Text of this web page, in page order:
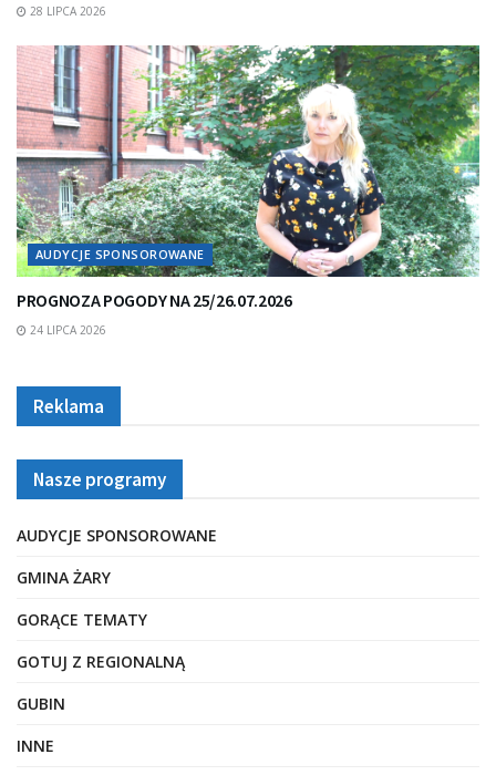
28 LIPCA 2026
AUDYCJE SPONSOROWANE
PROGNOZA POGODY NA 25/26.07.2026
24 LIPCA 2026
Reklama
Nasze programy
AUDYCJE SPONSOROWANE
GMINA ŻARY
GORĄCE TEMATY
GOTUJ Z REGIONALNĄ
GUBIN
INNE